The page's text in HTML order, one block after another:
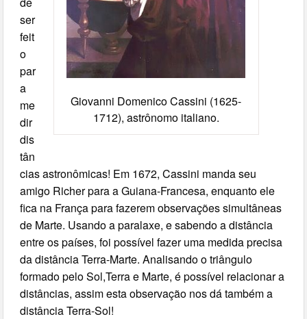
Giovanni Domenico Cassini (1625-
1712), astrônomo italiano.
ser
feit
o
par
a
me
dir
dis
tân
cias astronômicas! Em 1672, Cassini manda seu
amigo Richer para a Guiana-Francesa, enquanto ele
fica na França para fazerem observações simultâneas
de Marte. Usando a paralaxe, e sabendo a distância
entre os países, foi possível fazer uma medida precisa
da distância Terra-Marte. Analisando o triângulo
formado pelo Sol,Terra e Marte, é possível relacionar a
distâncias, assim esta observação nos dá também a
distância Terra-Sol!